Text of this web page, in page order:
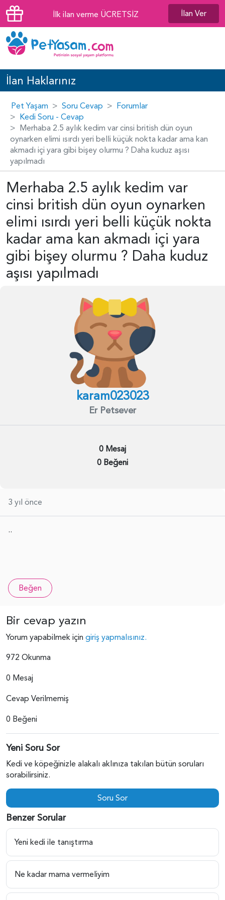
İlk ilan verme ÜCRETSİZ İlan Ver
İlan Haklarınız
Pet Yaşam Soru Cevap
Forumlar
Kedi Soru - Cevap
Merhaba 2.5 aylık kedim var cinsi british dün oyun
oynarken elimi ısırdı yeri belli küçük nokta kadar ama kan
akmadı içi yara gibi bişey olurmu ? Daha kuduz aşısı
yapılmadı
Merhaba 2.5 aylık kedim var
cinsi british dün oyun oynarken
elimi ısırdı yeri belli küçük nokta
kadar ama kan akmadı içi yara
gibi bişey olurmu ? Daha kuduz
aşısı yapılmadı
karam023023
Er Petsever
0 Mesaj
0 Beğeni
3 yıl önce
..
Beğen
Bir cevap yazın
Yorum yapabilmek için giriş yapmalısınız.
972 Okunma
0 Mesaj
Cevap Verilmemiş
0 Beğeni
Yeni Soru Sor
Kedi ve köpeğinizle alakalı aklınıza takılan bütün soruları
sorabilirsiniz.
Soru Sor
Benzer Sorular
Yeni kedi ile tanıştırma
Ne kadar mama vermeliyim